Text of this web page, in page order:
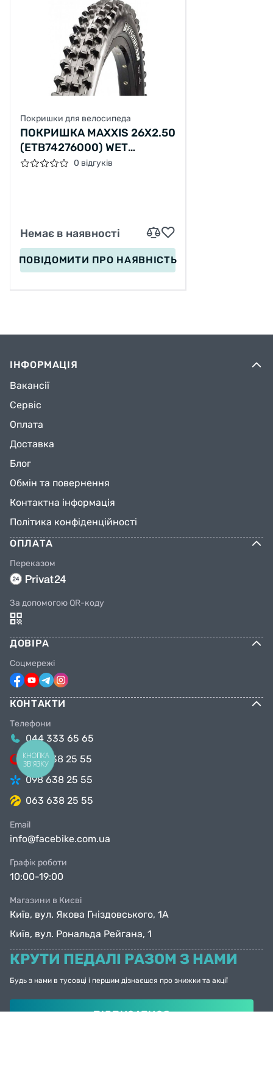
Покришки для велосипеда
ПОКРИШКА MAXXIS 26X2.50
(ETB74276000) WET
SCREAM, 60*2TPI, ST/42A,
0 відгуків
Немає в наявності
ПОВІДОМИТИ ПРО НАЯВНІСТЬ
ІНФОРМАЦІЯ
Вакансії
Сервіс
Оплата
Доставка
Блог
Обмін та повернення
Контактна інформація
Політика конфіденційності
ОПЛАТА
Переказом
За допомогою QR-коду
ДОВІРА
Соцмережі
КОНТАКТИ
Телефони
044 333 65 65
099 638 25 55
098 638 25 55
063 638 25 55
Email
info@facebike.com.ua
Графік роботи
10:00-19:00
Магазини в Києві
Київ, вул. Якова Гніздовського, 1А
Київ, вул. Рональда Рейгана, 1
КРУТИ ПЕДАЛІ РАЗОМ З НАМИ
Будь з нами в тусовці і першим дізнаєшся про знижки та акції
ПІДПИСАТИСЯ
КНОПКА
ЗВ'ЯЗКУ